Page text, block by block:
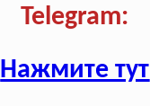
Telegram:
Нажмите тут